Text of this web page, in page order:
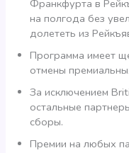
Франкфурта в
на полгода без
долететь из
Программа имеет
отмены
За исключением
остальные
сборы.
Премии на любых